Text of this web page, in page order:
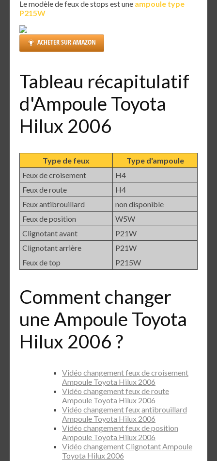
Le modèle de feux de stops est une ampoule type
P215W
ACHETER SUR AMAZON
Tableau récapitulatif
d'Ampoule Toyota
Hilux 2006
Type de feux
Type d'ampoule
Feux de croisement
H4
Feux de route
H4
Feux antibrouillard
non disponible
Feux de position
W5W
Clignotant avant
P21W
Clignotant arrière
P21W
Feux de top
P215W
Comment changer
une Ampoule Toyota
Hilux 2006 ?
Vidéo changement feux de croisement
Ampoule Toyota Hilux 2006
Vidéo changement feux de route
Ampoule Toyota Hilux 2006
Vidéo changement feux antibrouillard
Ampoule Toyota Hilux 2006
Vidéo changement feux de position
Ampoule Toyota Hilux 2006
Vidéo changement Clignotant Ampoule
Toyota Hilux 2006